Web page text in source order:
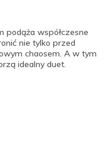
podąża współczesne
nie tylko przed
chaosem. A w tym
idealny duet.